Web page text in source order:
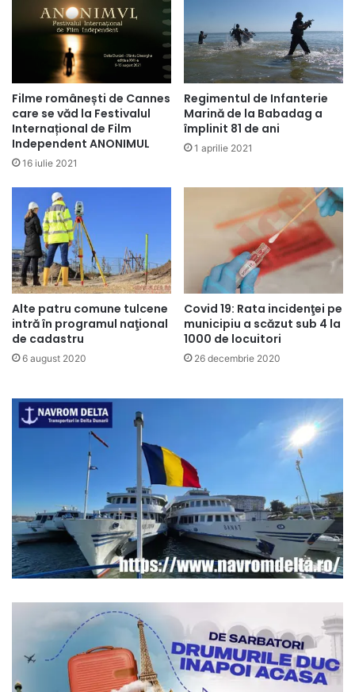
Filme românești de Cannes
care se văd la Festivalul
Internațional de Film
Independent ANONIMUL
16 iulie 2021
Regimentul de Infanterie
Marină de la Babadag a
împlinit 81 de ani
1 aprilie 2021
Alte patru comune tulcene
intră în programul naţional
de cadastru
6 august 2020
Covid 19: Rata incidenţei pe
municipiu a scăzut sub 4 la
1000 de locuitori
26 decembrie 2020